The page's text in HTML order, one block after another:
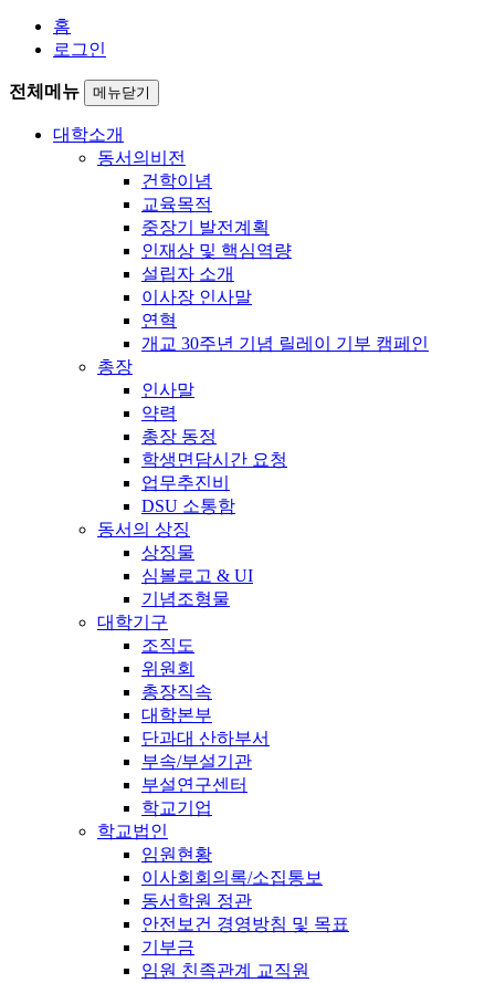
홈
로그인
전체메뉴 메뉴닫기
대학소개
동서의비전
건학이념
교육목적
중장기 발전계획
인재상 및 핵심역량
설립자 소개
이사장 인사말
연혁
개교 30주년 기념 릴레이 기부 캠페인
총장
인사말
약력
총장 동정
학생면담시간 요청
업무추진비
DSU 소통함
동서의 상징
상징물
심볼로고 & UI
기념조형물
대학기구
조직도
위원회
총장직속
대학본부
단과대 산하부서
부속/부설기관
부설연구센터
학교기업
학교법인
임원현황
이사회회의록/소집통보
동서학원 정관
안전보건 경영방침 및 목표
기부금
임원 친족관계 교직원